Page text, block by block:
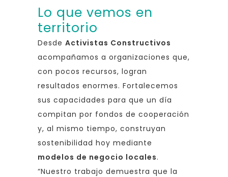
Lo que vemos en
territorio
Desde Activistas Constructivos
acompañamos a organizaciones que,
con pocos recursos, logran
resultados enormes. Fortalecemos
sus capacidades para que un día
compitan por fondos de cooperación
y, al mismo tiempo, construyan
sostenibilidad hoy mediante
modelos de negocio locales.
“Nuestro trabajo demuestra que la